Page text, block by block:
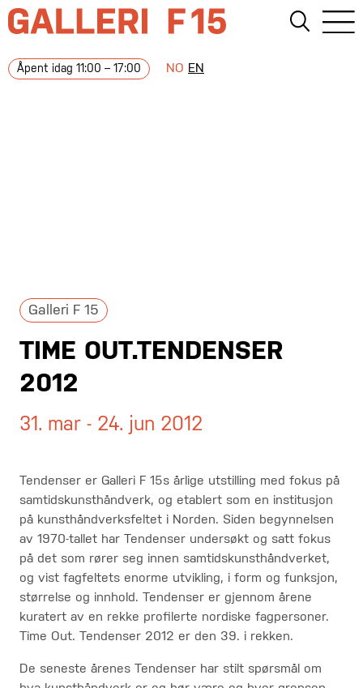
Åpent idag 11:00 – 17:00 NO EN
Galleri F 15
TIME OUT.TENDENSER
2012
31. mar - 24. jun 2012
Tendenser er Galleri F 15s årlige utstilling med fokus på
samtidskunsthåndverk, og etablert som en institusjon
på kunsthåndverksfeltet i Norden. Siden begynnelsen
av 1970-tallet har Tendenser undersøkt og satt fokus
på det som rører seg innen samtidskunsthåndverket,
og vist fagfeltets enorme utvikling, i form og funksjon,
størrelse og innhold. Tendenser er gjennom årene
kuratert av en rekke profilerte nordiske fagpersoner.
Time Out. Tendenser 2012 er den 39. i rekken.
De seneste årenes Tendenser har stilt spørsmål om